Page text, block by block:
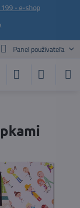
- e-shop
Panel používateľa